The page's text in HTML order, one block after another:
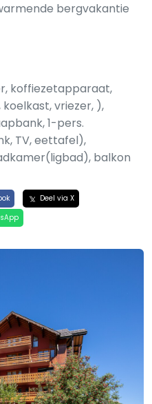
bergvakantie
koffiezetapparaat,
vriezer, ),
1-pers.
TV, eettafel),
balkon
Deel via X